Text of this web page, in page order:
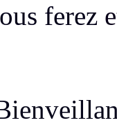
ferez